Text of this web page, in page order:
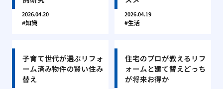
2026.04.20
知識
2026.04.19
生活
子育て世代が選ぶリフォ
ーム済み物件の賢い住み
替え
住宅のプロが教えるリフ
ォームと建て替えどっち
が将来お得か